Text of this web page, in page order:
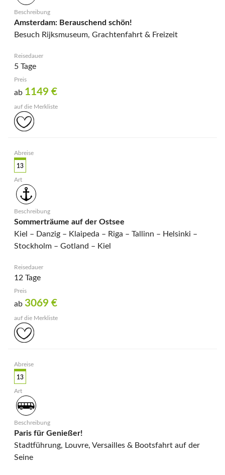
Amsterdam: Berauschend schön!
Besuch Rijksmuseum, Grachtenfahrt & Freizeit
5 Tage
ab 1149 €
13
Sommerträume auf der Ostsee
Kiel – Danzig – Klaipeda – Riga – Tallinn – Helsinki –
Stockholm – Gotland – Kiel
12 Tage
ab 3069 €
13
Paris für Genießer!
Stadtführung, Louvre, Versailles & Bootsfahrt auf der
Seine